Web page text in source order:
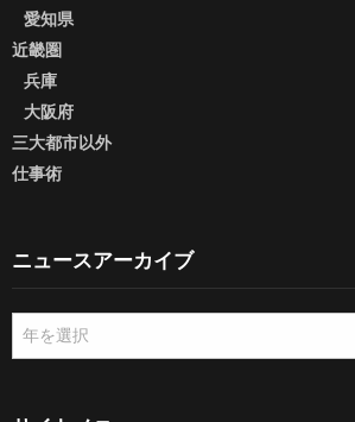
愛知県
近畿圏
兵庫
大阪府
三大都市以外
仕事術
ニュースアーカイブ